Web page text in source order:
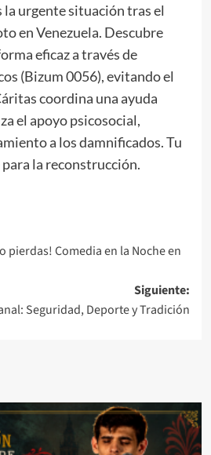
urgente situación tras el
en Venezuela. Descubre
eficaz a través de
(Bizum 0056), evitando el
coordina una ayuda
el apoyo psicosocial,
a los damnificados. Tu
la reconstrucción.
pierdas! Comedia en la Noche en
Siguiente:
Seguridad, Deporte y Tradición